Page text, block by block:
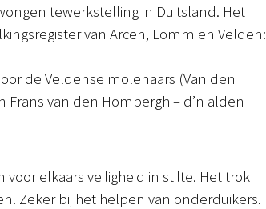
tewerkstelling in Duitsland. Het
van Arcen, Lomm en Velden:
de Veldense molenaars (Van den
van den Hombergh – d’n alden
elkaars veiligheid in stilte. Het trok
Zeker bij het helpen van onderduikers.